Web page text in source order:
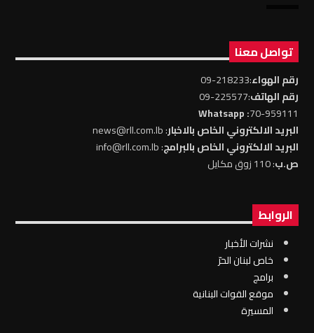
تواصل معنا
رقم الهواء:218233-09
رقم الهاتف:225577-09
70-959111
: Whatsapp
البريد الالكتروني الخاص بالاخبار: news@rll.com.lb
البريد الالكتروني الخاص بالبرامج: info@rll.com.lb
ص.ب: 110 زوق مكايل
الروابط
نشرات الأخبار
خاص لبنان الحرّ
برامج
موقع القوات البنانية
المسيرة